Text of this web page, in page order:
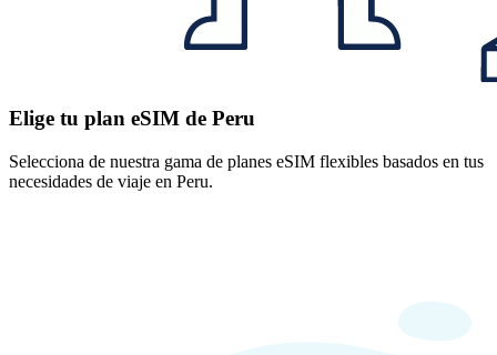
Elige tu plan eSIM de Peru
Selecciona de nuestra gama de planes eSIM flexibles basados en tus
necesidades de viaje en Peru.